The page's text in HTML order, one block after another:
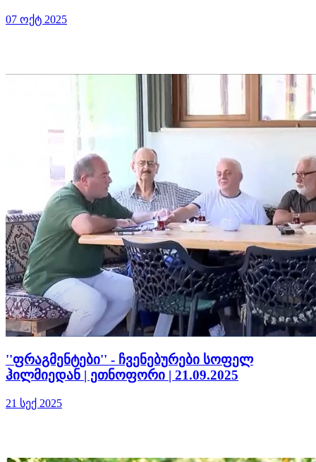
07 ოქტ 2025
''ფრაგმენტები'' - ჩვენებურები სოფელ
ჰილმიედან | ეთნოფორი | 21.09.2025
21 სექ 2025